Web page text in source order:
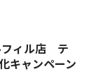
フィル店 テ
キャンペーン